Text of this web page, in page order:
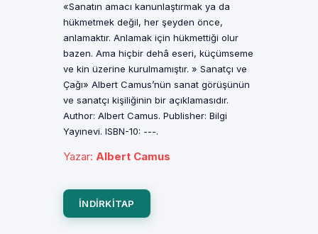
«Sanatın amacı kanunlaştırmak ya da
hükmetmek değil, her şeyden önce,
anlamaktır. Anlamak için hükmettiği olur
bazen. Ama hiçbir dehâ eseri, küçümseme
ve kin üzerine kurulmamıştır. » Sanatçı ve
Çağı» Albert Camus’nün sanat görüşünün
ve sanatçı kişiliğinin bir açıklamasıdır.
Author: Albert Camus. Publisher: Bilgi
Yayınevi. ISBN-10: ---.
Yazar: Albert Camus
INDIRKITAP